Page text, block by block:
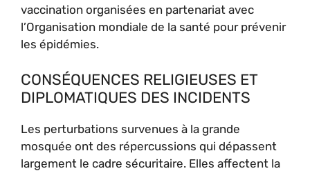
vaccination organisées en partenariat avec
l’Organisation mondiale de la santé pour prévenir
les épidémies.
CONSÉQUENCES RELIGIEUSES ET
DIPLOMATIQUES DES INCIDENTS
Les perturbations survenues à la grande
mosquée ont des répercussions qui dépassent
largement le cadre sécuritaire. Elles affectent la